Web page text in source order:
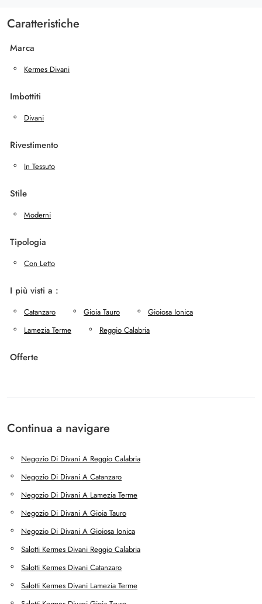
Caratteristiche
Marca
Kermes Divani
Imbottiti
Divani
Rivestimento
In Tessuto
Stile
Moderni
Tipologia
Con Letto
I più visti a :
Catanzaro Gioia Tauro
Gioiosa Ionica
Lamezia Terme
Reggio Calabria
Offerte
Continua a navigare
Negozio Di Divani A Reggio Calabria
Negozio Di Divani A Catanzaro
Negozio Di Divani A Lamezia Terme
Negozio Di Divani A Gioia Tauro
Negozio Di Divani A Gioiosa Ionica
Salotti Kermes Divani Reggio Calabria
Salotti Kermes Divani Catanzaro
Salotti Kermes Divani Lamezia Terme